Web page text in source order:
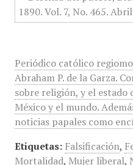
Periódico católico
Abraham P. de la Garza.
sobre religión, y el estado
México y el mundo.
noticias papales como
Etiquetas: Falsificación,
Mortalidad, Mujer liberal,